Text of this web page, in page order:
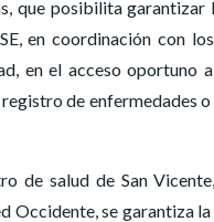
que posibilita garantizar
en coordinación con
en el acceso oportuno
de enfermedades
de salud de San
Occidente, se garantiza